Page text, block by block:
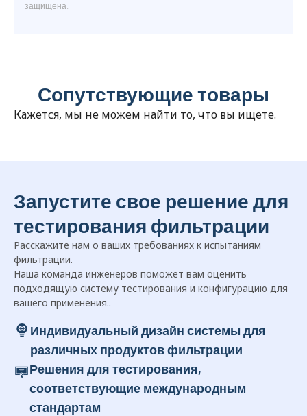
защищена.
Сопутствующие товары
Кажется, мы не можем найти то, что вы ищете.
Запустите свое решение для
тестирования фильтрации
Расскажите нам о ваших требованиях к испытаниям
фильтрации.
Наша команда инженеров поможет вам оценить
подходящую систему тестирования и конфигурацию для
вашего применения..
Индивидуальный дизайн системы для
различных продуктов фильтрации
Решения для тестирования,
соответствующие международным
стандартам